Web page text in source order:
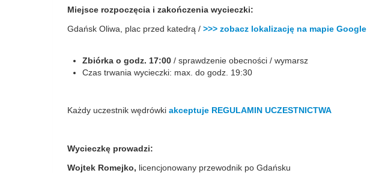
Miejsce rozpoczęcia i zakończenia wycieczki:
Gdańsk Oliwa, plac przed katedrą / >>> zobacz lokalizację na mapie Google
Zbiórka o godz. 17:00 / sprawdzenie obecności / wymarsz
Czas trwania wycieczki: max. do godz. 19:30
Każdy uczestnik wędrówki akceptuje REGULAMIN UCZESTNICTWA
Wycieczkę prowadzi:
Wojtek Romejko, licencjonowany przewodnik po Gdańsku